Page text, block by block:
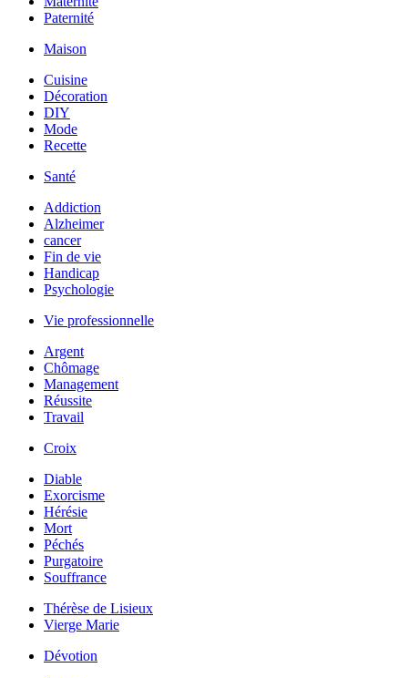
Paternité
Maison
Cuisine
Décoration
DIY
Mode
Recette
Santé
Addiction
Alzheimer
cancer
Fin de vie
Handicap
Psychologie
Vie professionnelle
Argent
Chômage
Management
Réussite
Travail
Croix
Diable
Exorcisme
Hérésie
Mort
Péchés
Purgatoire
Souffrance
Thérèse de Lisieux
Vierge Marie
Dévotion